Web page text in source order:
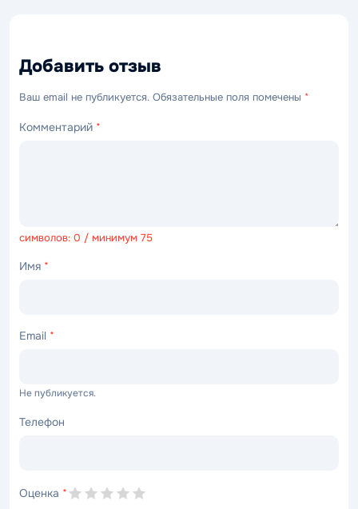
Добавить отзыв
Ваш email не публикуется. Обязательные поля помечены *
Комментарий *
символов: 0 / минимум 75
Имя *
Email *
Не публикуется.
Телефон
Оценка *